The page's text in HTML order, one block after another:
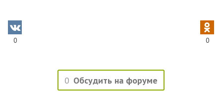
0 0
0 Обсудить на форуме